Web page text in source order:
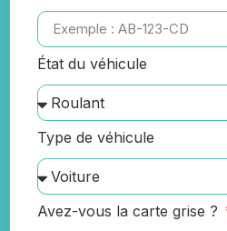
État du véhicule
Type de véhicule
Avez-vous la carte grise ?